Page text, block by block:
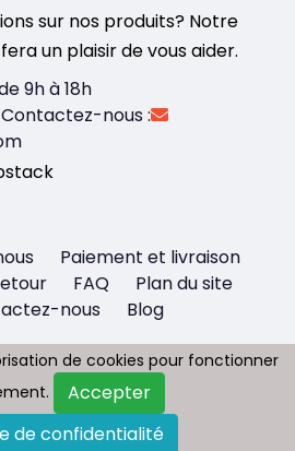
sur nos produits? Notre
un plaisir de vous aider.
9h à 18h
Contactez-nous :
Paiement et livraison
FAQ
Plan du site
nous
Blog
- Tous droit réservés
de cookies pour fonctionner
Accepter
de confidentialité
de cookies pour fonctionner
Accepter
de confidentialité